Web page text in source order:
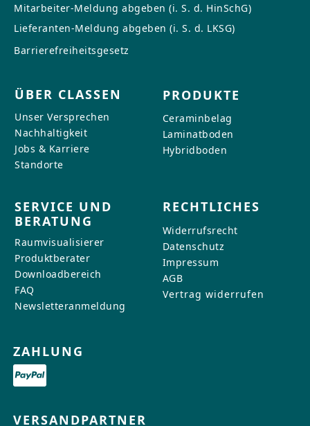
Mitarbeiter-Meldung abgeben (i. S. d. HinSchG)
Lieferanten-Meldung abgeben (i. S. d. LKSG)
Barrierefreiheitsgesetz
ÜBER CLASSEN
Unser Versprechen
Nachhaltigkeit
Jobs & Karriere
Standorte
PRODUKTE
Ceraminbelag
Laminatboden
Hybridboden
SERVICE UND
BERATUNG
Raumvisualisierer
Produktberater
Downloadbereich
FAQ
Newsletteranmeldung
RECHTLICHES
Widerrufsrecht
Datenschutz
Impressum
AGB
Vertrag widerrufen
ZAHLUNG
VERSANDPARTNER